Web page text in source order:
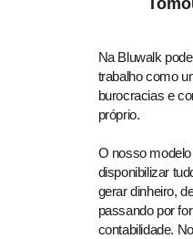
Na Bluwalk
trabalho como
burocracias e
próprio.
O nosso
disponibilizar
gerar dinheiro,
passando por
contabilidade.